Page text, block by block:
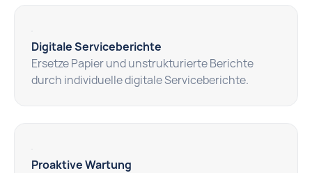
Digitale Serviceberichte
Ersetze Papier und unstrukturierte Berichte
durch individuelle digitale Serviceberichte.
Proaktive Wartung